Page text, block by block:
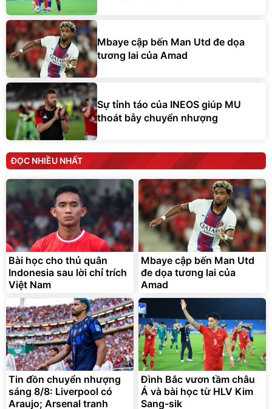
Mbaye cập bến Man Utd đe dọa
tương lai của Amad
Sự tỉnh táo của INEOS giúp MU
thoát bẫy chuyển nhượng
ĐỌC NHIỀU NHẤT
Bài học cho thủ quân
Indonesia sau lời chỉ trích
Việt Nam
Mbaye cập bến Man Utd
đe dọa tương lai của
Amad
Tin đồn chuyển nhượng
sáng 8/8: Liverpool có
Araujo; Arsenal tranh
Đình Bắc vươn tầm châu
Á và bài học từ HLV Kim
Sang-sik